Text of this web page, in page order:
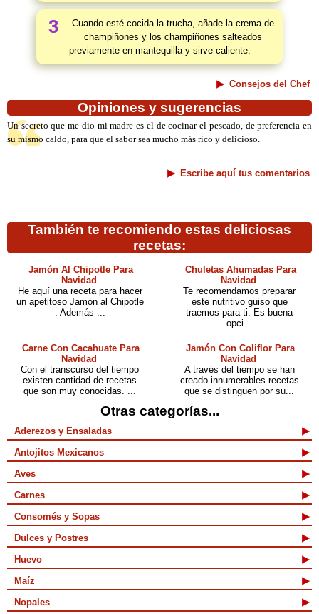
3
Cuando esté cocida la trucha, añade la crema de
champiñones y los champiñones salteados
previamente en mantequilla y sirve caliente.
Consejos del Chef
Opiniones y sugerencias
Un secreto que me dio mi madre es el de cocinar el pescado, de preferencia en
su mismo caldo, para que el sabor sea mucho más rico y delicioso.
Escribe aquí tus comentarios
También te recomiendo estas deliciosas
recetas:
Jamón Al Chipotle Para
Navidad
He aquí una receta para hacer
un apetitoso Jamón al Chipotle
. Además ...
Chuletas Ahumadas Para
Navidad
Te recomendamos preparar
este nutritivo guiso que
traemos para ti. Es buena
opci...
Carne Con Cacahuate Para
Navidad
Con el transcurso del tiempo
existen cantidad de recetas
que son muy conocidas. ...
Jamón Con Coliflor Para
Navidad
A través del tiempo se han
creado innumerables recetas
que se distinguen por su...
Otras categorías...
Aderezos y Ensaladas
Antojitos Mexicanos
Aves
Carnes
Consomés y Sopas
Dulces y Postres
Huevo
Maíz
Nopales